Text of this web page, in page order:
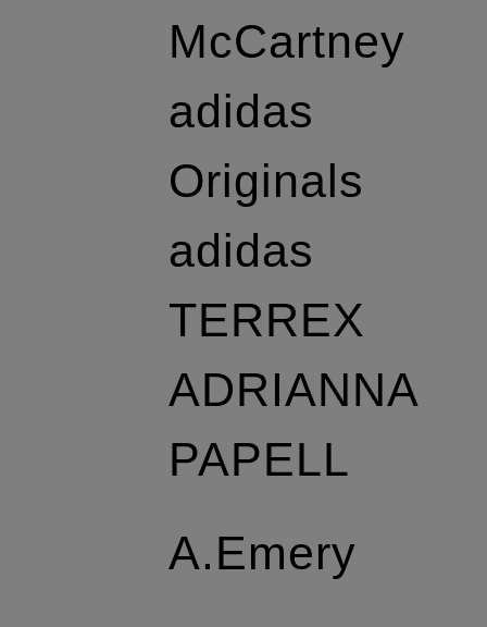
McCartney
adidas
Originals
adidas
TERREX
ADRIANNA
PAPELL
A.Emery